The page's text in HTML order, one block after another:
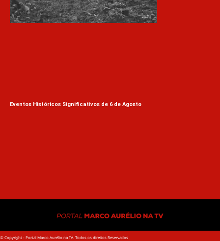
Eventos Históricos Significativos de 6 de Agosto
© Copyright - Portal Marco Aurélio na TV. Todos os direitos Reservados